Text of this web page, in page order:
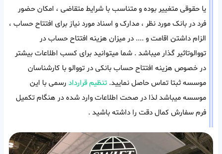
یا حقوقی متغییر بوده و متناسب با شرایط متقاضی ، امکان حضور
فرد در بانک مورد نظر ، مدارک و اسناد مورد نیاز برای افتتاح حساب ،
الزام داشتن اقامت و .... در میزان هزینه افتتاح حساب در
تووالوتاثیر گذار میباشد . شما میتوانید برای کسب اطلاعات بیشتر
در خصوص هزینه افتتاح حساب بانکی در تووالو با کارشناسان
موسسه ثبتا تماس حاصل نمایید. تنظیم قرارداد رسمی با این
موسسه میباشد لذا در صحت اطلاعات وارد شده در هنگام تکمیل
فرم سفارش کمال دقت را داشته باشید .